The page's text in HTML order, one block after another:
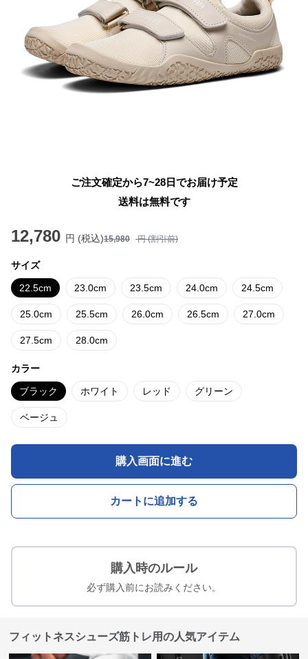
ご注文確定から7~28日でお届け予定
送料は無料です
12,780 円 (税込)15,980 円 (割引前)
サイズ
22.5cm 23.0cm 23.5cm 24.0cm 24.5cm
25.0cm 25.5cm 26.0cm 26.5cm 27.0cm
27.5cm 28.0cm
カラー
ブラック ホワイト レッド グリーン
ベージュ
購入画面に進む
カートに追加する
購入時のルール
必ず購入前にお読みください。
フィットネスシューズ筋トレ用の人気アイテム